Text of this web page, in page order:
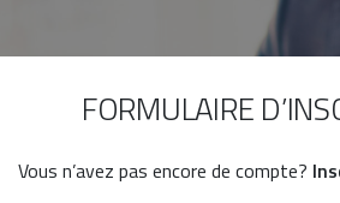
FORMULAIRE
Vous n’avez pas encore de compte?